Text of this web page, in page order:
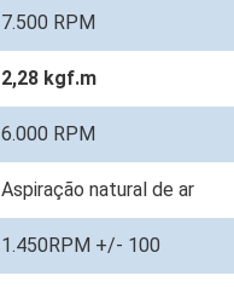
7.500 RPM
2,28 kgf.m
6.000 RPM
Aspiração natural de ar
1.450RPM +/- 100